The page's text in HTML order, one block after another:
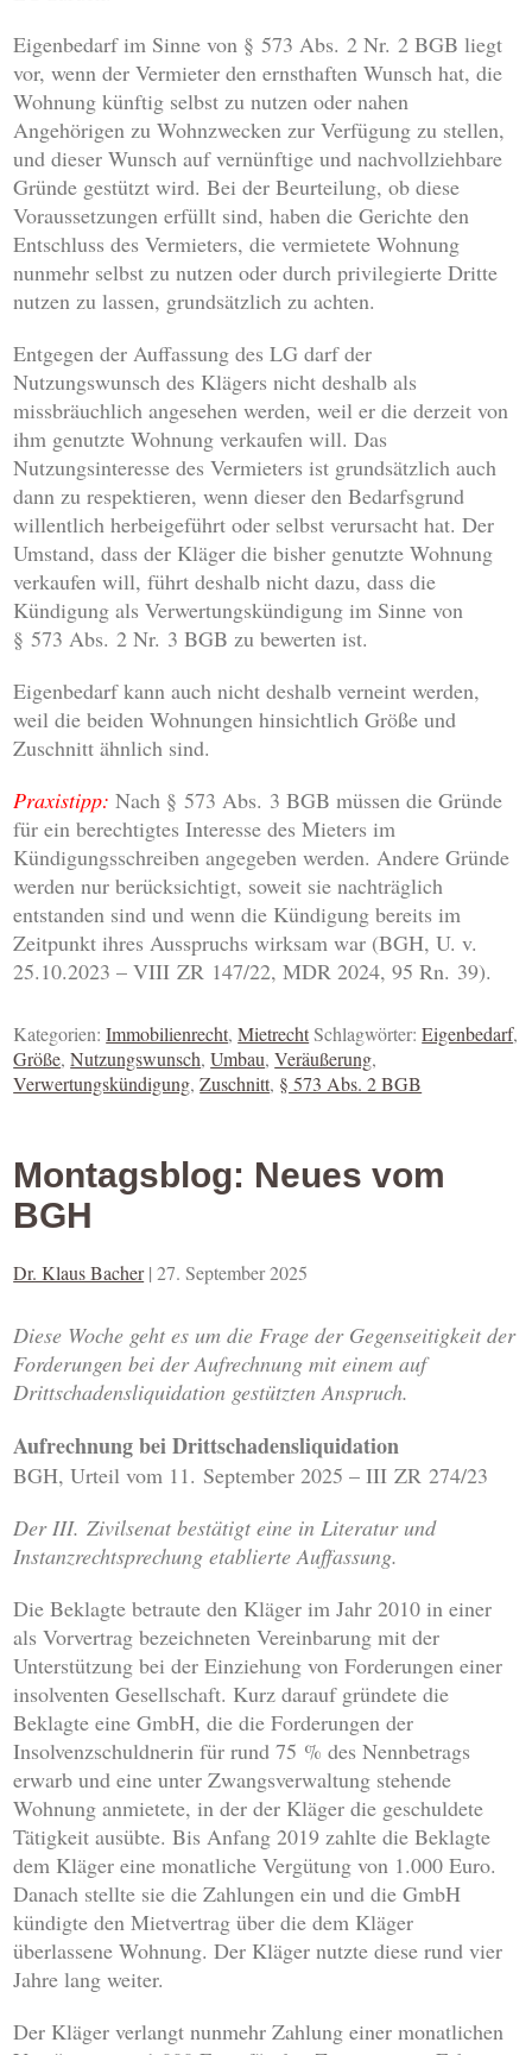
Eigenbedarf im Sinne von § 573 Abs. 2 Nr. 2 BGB liegt
vor, wenn der Vermieter den ernsthaften Wunsch hat, die
Wohnung künftig selbst zu nutzen oder nahen
Angehörigen zu Wohnzwecken zur Verfügung zu stellen,
und dieser Wunsch auf vernünftige und nachvollziehbare
Gründe gestützt wird. Bei der Beurteilung, ob diese
Voraussetzungen erfüllt sind, haben die Gerichte den
Entschluss des Vermieters, die vermietete Wohnung
nunmehr selbst zu nutzen oder durch privilegierte Dritte
nutzen zu lassen, grundsätzlich zu achten.
Entgegen der Auffassung des LG darf der
Nutzungswunsch des Klägers nicht deshalb als
missbräuchlich angesehen werden, weil er die derzeit von
ihm genutzte Wohnung verkaufen will. Das
Nutzungsinteresse des Vermieters ist grundsätzlich auch
dann zu respektieren, wenn dieser den Bedarfsgrund
willentlich herbeigeführt oder selbst verursacht hat. Der
Umstand, dass der Kläger die bisher genutzte Wohnung
verkaufen will, führt deshalb nicht dazu, dass die
Kündigung als Verwertungskündigung im Sinne von
§ 573 Abs. 2 Nr. 3 BGB zu bewerten ist.
Eigenbedarf kann auch nicht deshalb verneint werden,
weil die beiden Wohnungen hinsichtlich Größe und
Zuschnitt ähnlich sind.
Praxistipp: Nach § 573 Abs. 3 BGB müssen die Gründe
für ein berechtigtes Interesse des Mieters im
Kündigungsschreiben angegeben werden. Andere Gründe
werden nur berücksichtigt, soweit sie nachträglich
entstanden sind und wenn die Kündigung bereits im
Zeitpunkt ihres Ausspruchs wirksam war (BGH, U. v.
25.10.2023 – VIII ZR 147/22, MDR 2024, 95 Rn. 39).
Kategorien:Immobilienrecht,MietrechtSchlagwörter:Eigenbedarf,
Größe,Nutzungswunsch,Umbau,Veräußerung,
Verwertungskündigung,Zuschnitt, § 573 Abs. 2 BGB
Montagsblog: Neues vom
BGH
Dr. Klaus Bacher |27. September 2025
Diese Woche geht es um die Frage der Gegenseitigkeit der
Forderungen bei der Aufrechnung mit einem auf
Drittschadensliquidation gestützten Anspruch.
Aufrechnung bei Drittschadensliquidation
BGH, Urteil vom 11. September 2025 – III ZR 274/23
Der III. Zivilsenat bestätigt eine in Literatur und
Instanzrechtsprechung etablierte Auffassung.
Die Beklagte betraute den Kläger im Jahr 2010 in einer
als Vorvertrag bezeichneten Vereinbarung mit der
Unterstützung bei der Einziehung von Forderungen einer
insolventen Gesellschaft. Kurz darauf gründete die
Beklagte eine GmbH, die die Forderungen der
Insolvenzschuldnerin für rund 75 % des Nennbetrags
erwarb und eine unter Zwangsverwaltung stehende
Wohnung anmietete, in der der Kläger die geschuldete
Tätigkeit ausübte. Bis Anfang 2019 zahlte die Beklagte
dem Kläger eine monatliche Vergütung von 1.000 Euro.
Danach stellte sie die Zahlungen ein und die GmbH
kündigte den Mietvertrag über die dem Kläger
überlassene Wohnung. Der Kläger nutzte diese rund vier
Jahre lang weiter.
Der Kläger verlangt nunmehr Zahlung einer monatlichen